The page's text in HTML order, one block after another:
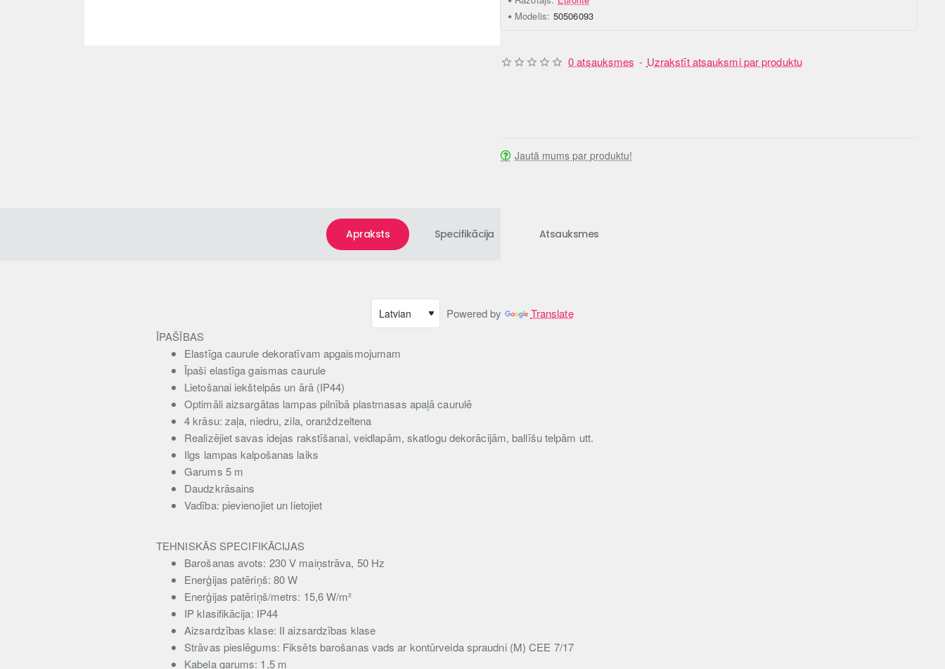
Modelis: 50506093
0 atsauksmes - Uzrakstīt atsauksmi par produktu
Jautā mums par produktu!
Apraksts Specifikācija Atsauksmes
Powered by
Translate
ĪPAŠĪBAS
Elastīga caurule dekoratīvam apgaismojumam
Īpaši elastīga gaismas caurule
Lietošanai iekštelpās un ārā (IP44)
Optimāli aizsargātas lampas pilnībā plastmasas apaļā caurulē
4 krāsu: zaļa, niedru, zila, oranždzeltena
Realizējiet savas idejas rakstīšanai, veidlapām, skatlogu dekorācijām, ballīšu telpām utt.
Ilgs lampas kalpošanas laiks
Garums 5 m
Daudzkrāsains
Vadība: pievienojiet un lietojiet
TEHNISKĀS SPECIFIKĀCIJAS
Barošanas avots: 230 V maiņstrāva, 50 Hz
Enerģijas patēriņš: 80 W
Enerģijas patēriņš/metrs: 15,6 W/m²
IP klasifikācija: IP44
Aizsardzības klase: II aizsardzības klase
Strāvas pieslēgums: Fiksēts barošanas vads ar kontūrveida spraudni (M) CEE 7/17
Kabeļa garums: 1,5 m